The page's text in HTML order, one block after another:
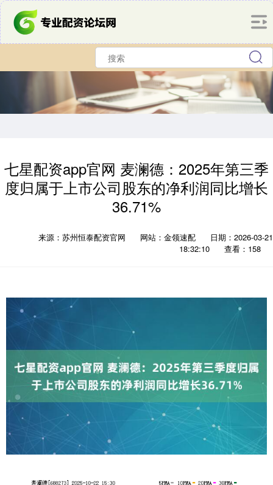
七星配资app官网 麦澜德：2025年第三季
度归属于上市公司股东的净利润同比增长
36.71%
来源：苏州恒泰配资官网 网站：金领速配
日期：2026-03-21
18:32:10
查看：158